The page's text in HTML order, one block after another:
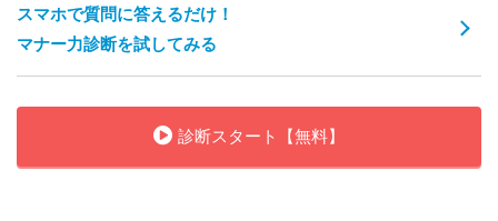
スマホで質問に答えるだけ！
マナー力診断を試してみる
診断スタート【無料】